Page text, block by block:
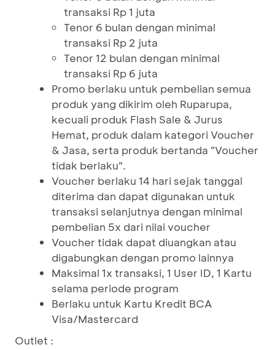
transaksi Rp 1 juta
Tenor 6 bulan dengan minimal
transaksi Rp 2 juta
Tenor 12 bulan dengan minimal
transaksi Rp 6 juta
Promo berlaku untuk pembelian semua
produk yang dikirim oleh Ruparupa,
kecuali produk Flash Sale & Jurus
Hemat, produk dalam kategori Voucher
& Jasa, serta produk bertanda "Voucher
tidak berlaku".
Voucher berlaku 14 hari sejak tanggal
diterima dan dapat digunakan untuk
transaksi selanjutnya dengan minimal
pembelian 5x dari nilai voucher
Voucher tidak dapat diuangkan atau
digabungkan dengan promo lainnya
Maksimal 1x transaksi, 1 User ID, 1 Kartu
selama periode program
Berlaku untuk Kartu Kredit BCA
Visa/Mastercard
Outlet :